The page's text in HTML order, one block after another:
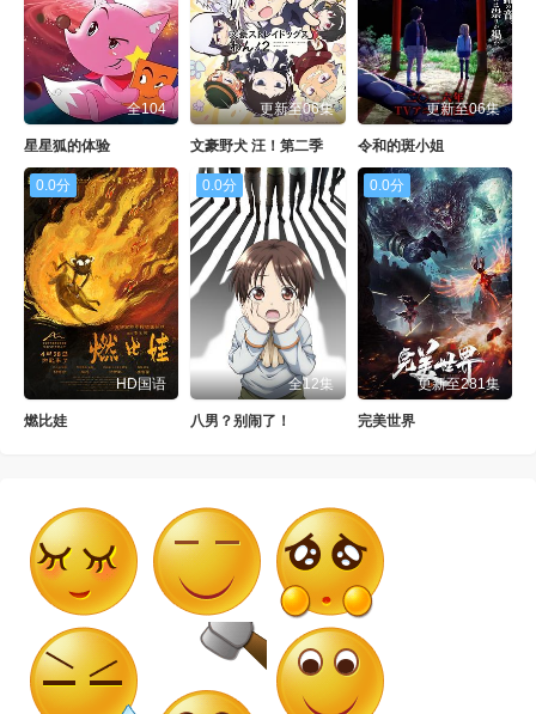
全104
星星狐的体验
更新至06集
文豪野犬 汪！第二季
更新至06集
令和的斑小姐
0.0分
HD国语
燃比娃
0.0分
全12集
八男？别闹了！
0.0分
更新至281集
完美世界